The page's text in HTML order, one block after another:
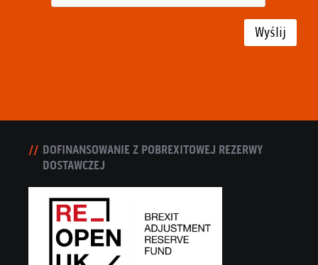
Wyślij
DOFINANSOWANIE Z POBREXITOWEJ REZERWY
DOSTAWCZEJ